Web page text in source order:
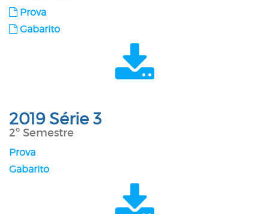
Prova
Gabarito
2019 Série 3
2º Semestre
Prova
Gabarito